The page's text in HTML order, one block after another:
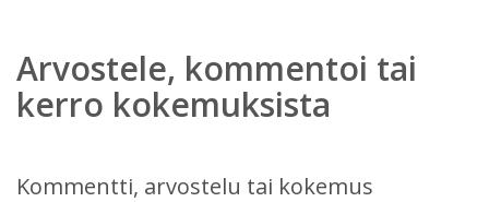
Arvostele, kommentoi tai
kerro kokemuksista
Kommentti, arvostelu tai kokemus